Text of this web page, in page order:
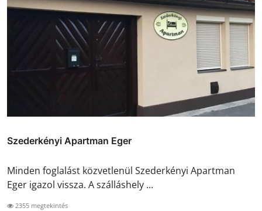
Szederkényi Apartman Eger
Minden foglalást közvetlenül Szederkényi Apartman
Eger igazol vissza. A szálláshely ...
2355 megtekintés